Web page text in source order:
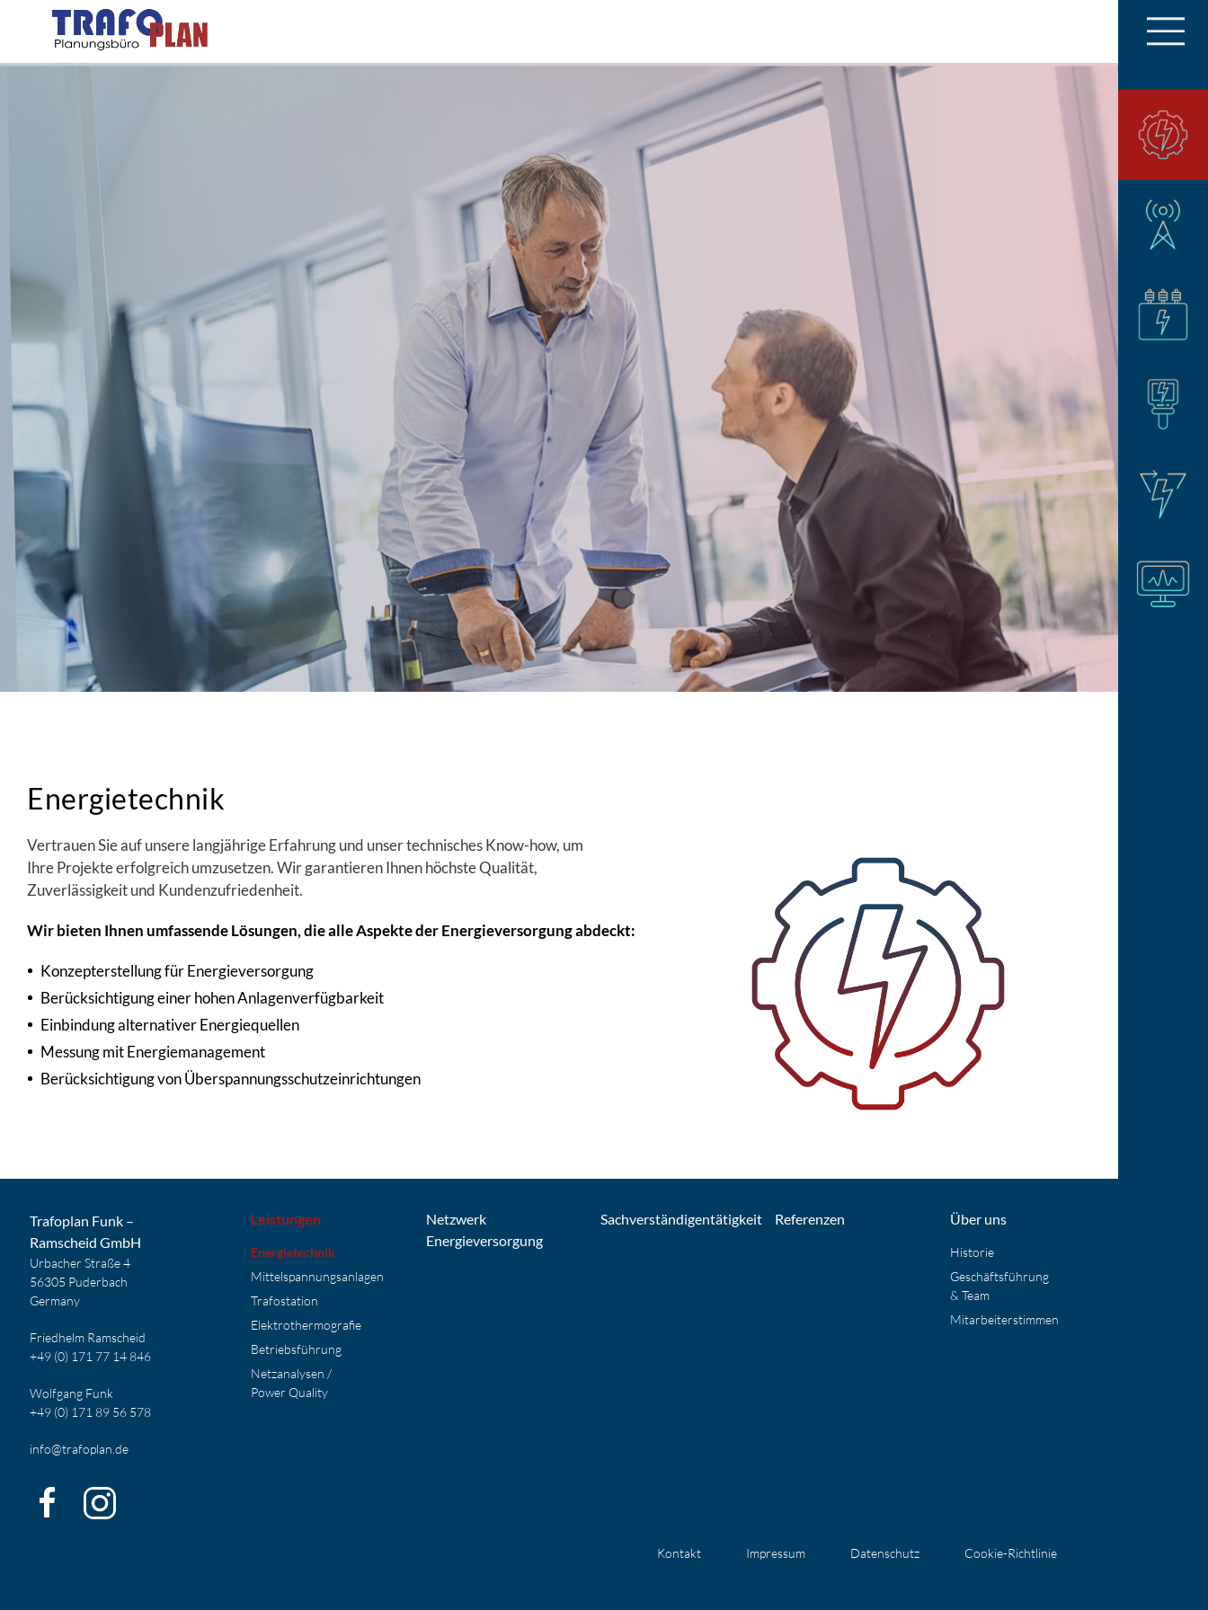
Energietechnik
Vertrauen Sie auf unsere langjährige Erfahrung und unser technisches Know-how, um
Ihre Projekte erfolgreich umzusetzen. Wir garantieren Ihnen höchste Qualität,
Zuverlässigkeit und Kundenzufriedenheit.
Wir bieten Ihnen umfassende Lösungen, die alle Aspekte der Energieversorgung abdeckt:
Konzepterstellung für Energieversorgung
Berücksichtigung einer hohen Anlagenverfügbarkeit
Einbindung alternativer Energiequellen
Messung mit Energiemanagement
Berücksichtigung von Überspannungsschutzeinrichtungen
Trafoplan Funk –
Ramscheid GmbH
Urbacher Straße 4
56305 Puderbach
Germany
Friedhelm Ramscheid
+49 (0) 171 77 14 846
Wolfgang Funk
+49 (0) 171 89 56 578
info@trafoplan.de
Leistungen
Energietechnik
Mittelspannungsanlagen
Trafostation
Elektrothermografie
Betriebsführung
Netzanalysen /
Power Quality
Netzwerk
Energieversorgung
Sachverständigentätigkeit Referenzen Über uns
Historie
Geschäftsführung
& Team
Mitarbeiterstimmen
Kontakt Impressum Datenschutz Cookie-Richtlinie